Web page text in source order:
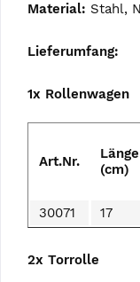
Material: Stahl,
Lieferumfang:
1x Rollenwagen
Art.Nr.
Länge
(cm)
30071 17
2x Torrolle